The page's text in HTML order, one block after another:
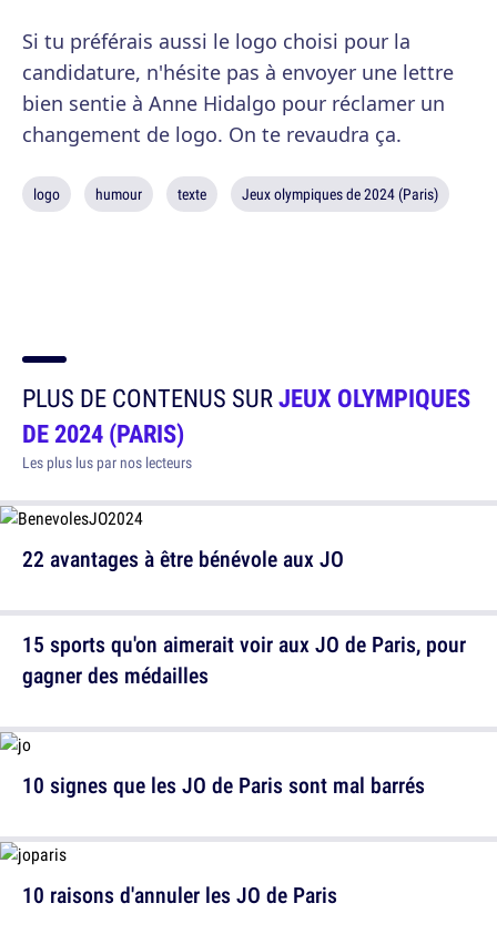
Si tu préférais aussi le logo choisi pour la
candidature, n'hésite pas à envoyer une lettre
bien sentie à Anne Hidalgo pour réclamer un
changement de logo. On te revaudra ça.
logo humour texte Jeux olympiques de 2024 (Paris)
PLUS DE CONTENUS SURJEUX OLYMPIQUES
DE 2024 (PARIS)
Les plus lus par nos lecteurs
22 avantages à être bénévole aux JO
10 signes que les JO de Paris sont mal barrés
15 sports qu'on aimerait voir aux JO de Paris, pour
gagner des médailles
10 raisons d'annuler les JO de Paris